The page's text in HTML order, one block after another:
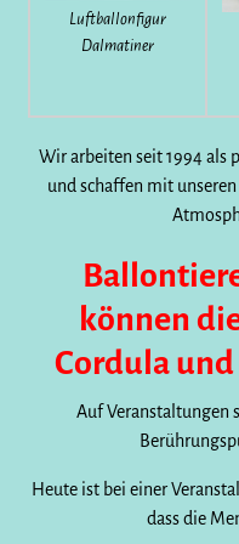
Luftballonfigur
Dalmatiner
Wir arbeiten seit 1994 als
und schaffen mit
können
Cordula
Auf Veranstaltungen
Heute ist bei einer
dass die